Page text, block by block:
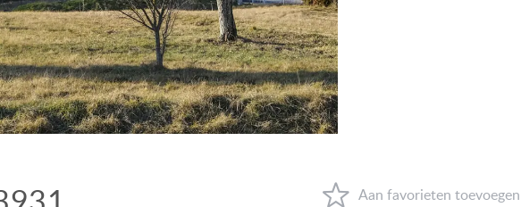
VIEW ON LAKE BALATON
NEAR THE THERMAL BATH
SWIMMING-POOL
NEW FAMILY HOUSE